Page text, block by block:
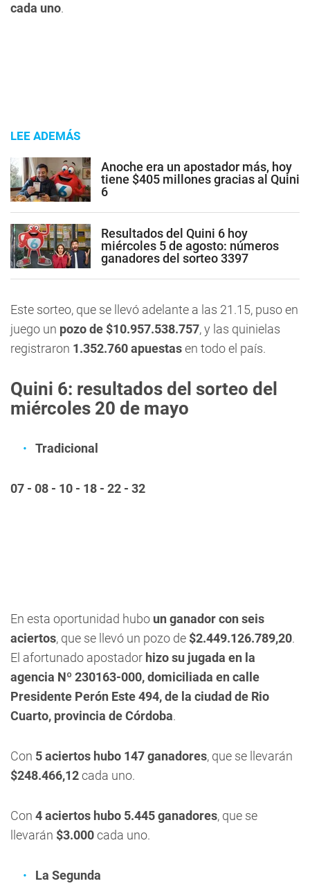
cada uno.
LEE ADEMÁS
Anoche era un apostador más, hoy
tiene $405 millones gracias al Quini
6
Resultados del Quini 6 hoy
miércoles 5 de agosto: números
ganadores del sorteo 3397
Este sorteo, que se llevó adelante a las 21.15, puso en
juego un pozo de $10.957.538.757, y las quinielas
registraron 1.352.760apuestasen todo el país.
Quini 6: resultados del sorteo del
miércoles 20 de mayo
Tradicional
07 - 08 - 10 - 18 - 22 - 32
En esta oportunidad hubo un ganador con seis
aciertos, que se llevó un pozo de $2.449.126.789,20.
El afortunado apostador hizo su jugada en la
agencia Nº 230163-000, domiciliada en calle
Presidente Perón Este 494, de la ciudad de Rio
Cuarto, provincia de Córdoba.
Con 5 aciertos hubo 147 ganadores, que se llevarán
$248.466,12cada uno.
Con 4 aciertos hubo 5.445 ganadores, que se
llevarán $3.000cada uno.
La Segunda